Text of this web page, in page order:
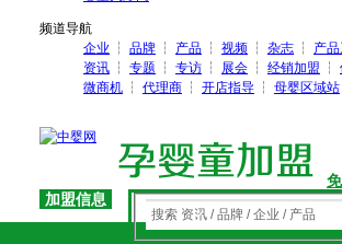
频道导航
企业 ┆ 品牌 ┆ 产品 ┆ 视频 ┆ 杂志 ┆ 产
资讯 ┆ 专题 ┆ 专访 ┆ 展会 ┆ 经销加盟 ┆
微商机 ┆ 代理商 ┆ 开店指导 ┆ 母婴区域站
加盟信息
搜索 资讯 / 品牌 / 企业 / 产品